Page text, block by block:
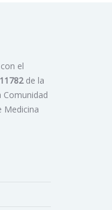
el
de la
Comunidad
Medicina